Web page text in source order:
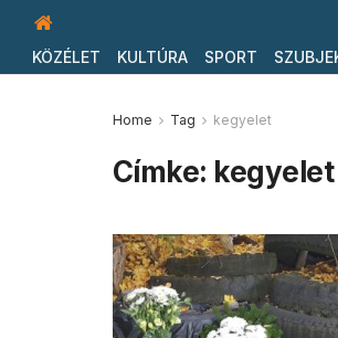
KÖZÉLET KULTÚRA SPORT
Home Tag kegyelet
Címke: kegyelet